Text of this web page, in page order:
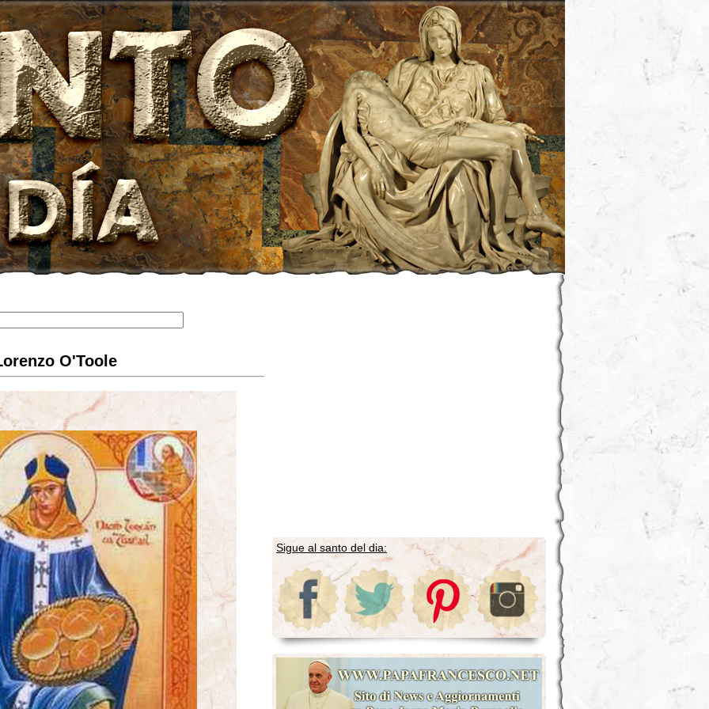
O'Toole
Sigue al santo del dia: